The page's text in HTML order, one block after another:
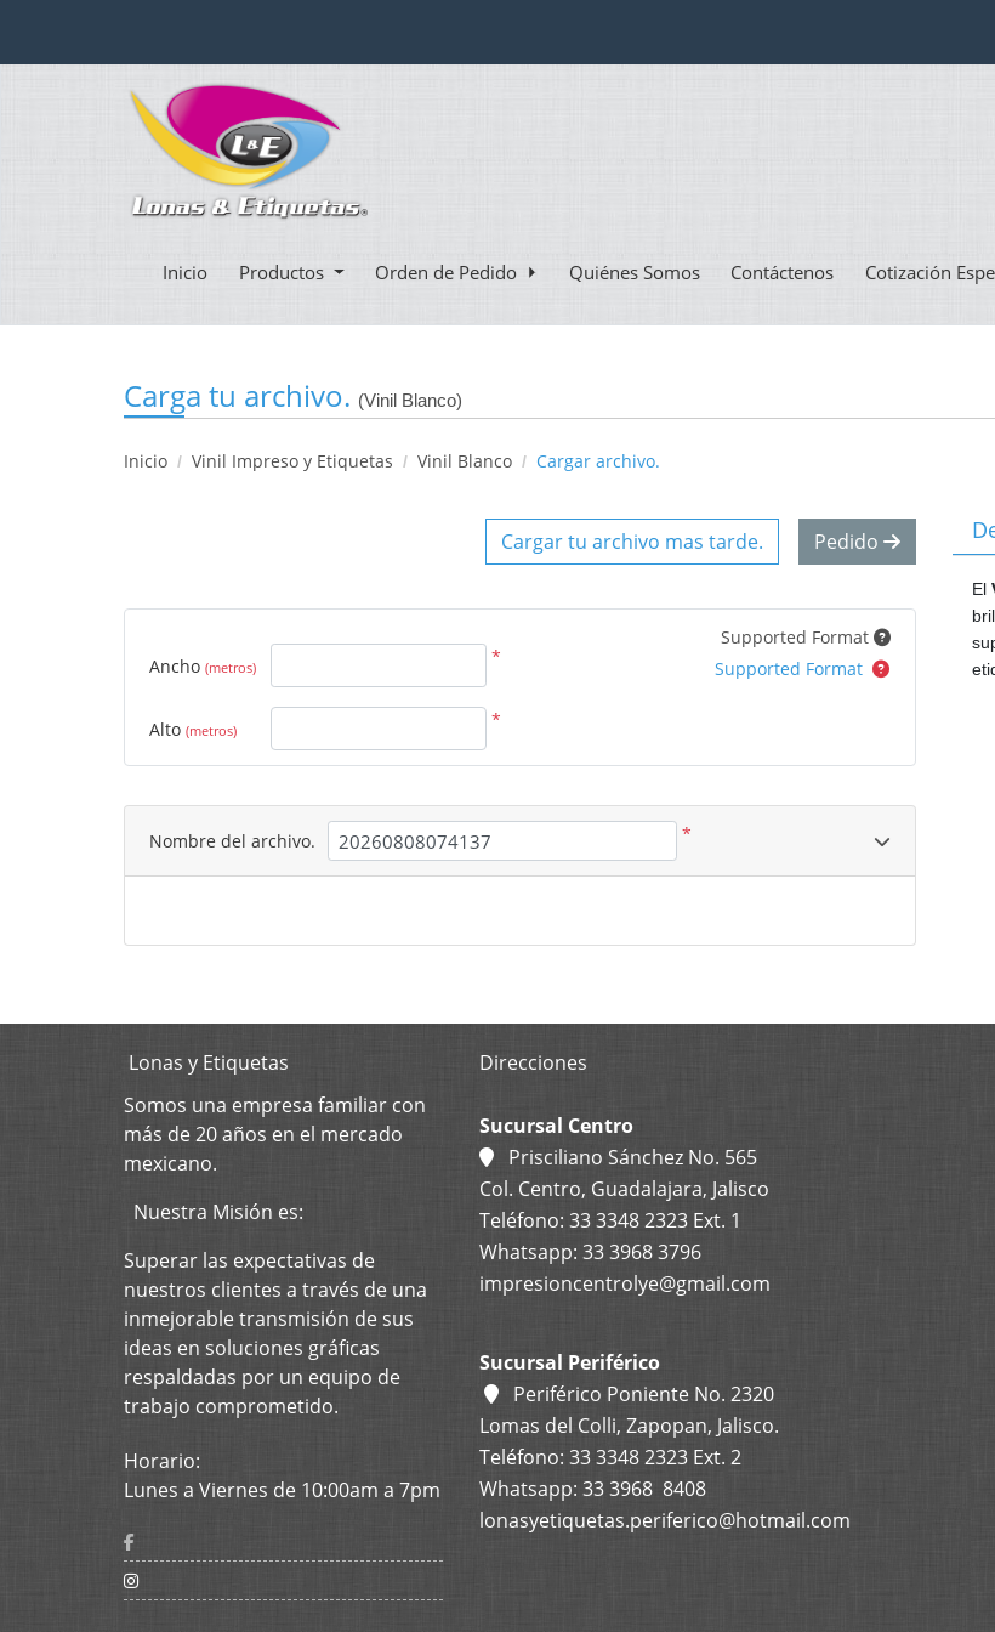
Inicio Productos Orden de Pedido Quiénes Somos Contáctenos Cotización
Carga tu archivo. (Vinil Blanco)
Inicio Vinil Impreso y Etiquetas Vinil Blanco Cargar archivo.
El
Cargar tu archivo mas tarde. Pedido
Ancho (metros) *
Alto (metros) *
Supported Format
Supported Format
Nombre del archivo. *
Lonas y Etiquetas
Somos una empresa familiar con
más de 20 años en el mercado
mexicano.
Nuestra Misión es:
Superar las expectativas de
nuestros clientes a través de una
inmejorable transmisión de sus
ideas en soluciones gráficas
respaldadas por un equipo de
trabajo comprometido.
Horario:
Lunes a Viernes de 10:00am a 7pm
Direcciones
Sucursal Centro
Prisciliano Sánchez No. 565
Col. Centro, Guadalajara, Jalisco
Teléfono: 33 3348 2323 Ext. 1
Whatsapp: 33 3968 3796
impresioncentrolye@gmail.com
Sucursal Periférico
Periférico Poniente No. 2320
Lomas del Colli, Zapopan, Jalisco.
Teléfono: 33 3348 2323 Ext. 2
Whatsapp: 33 3968 8408
lonasyetiquetas.periferico@hotmail.com